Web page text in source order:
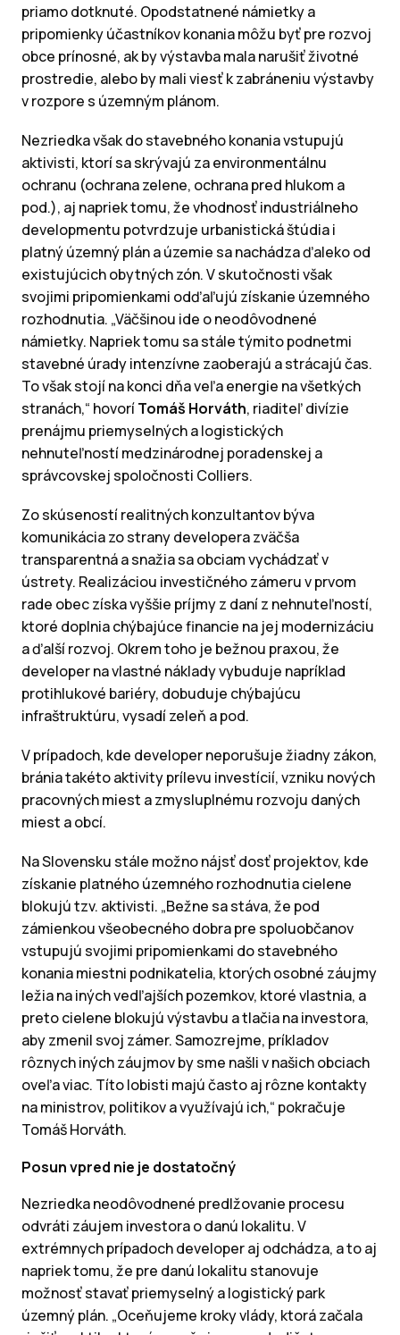
priamo dotknuté. Opodstatnené námietky a
pripomienky účastníkov konania môžu byť pre rozvoj
obce prínosné, ak by výstavba mala narušiť životné
prostredie, alebo by mali viesť k zabráneniu výstavby
v rozpore s územným plánom.
Nezriedka však do stavebného konania vstupujú
aktivisti, ktorí sa skrývajú za environmentálnu
ochranu (ochrana zelene, ochrana pred hlukom a
pod.), aj napriek tomu, že vhodnosť industriálneho
developmentu potvrdzuje urbanistická štúdia i
platný územný plán a územie sa nachádza ďaleko od
existujúcich obytných zón. V skutočnosti však
svojimi pripomienkami odďaľujú získanie územného
rozhodnutia. „Väčšinou ide o neodôvodnené
námietky. Napriek tomu sa stále týmito podnetmi
stavebné úrady intenzívne zaoberajú a strácajú čas.
To však stojí na konci dňa veľa energie na všetkých
stranách,“ hovoríTomáš Horváth, riaditeľ divízie
prenájmu priemyselných a logistických
nehnuteľností medzinárodnej poradenskej a
správcovskej spoločnosti Colliers.
Zo skúseností realitných konzultantov býva
komunikácia zo strany developera zväčša
transparentná a snažia sa obciam vychádzať v
ústrety. Realizáciou investičného zámeru v prvom
rade obec získa vyššie príjmy z daní z nehnuteľností,
ktoré doplnia chýbajúce financie na jej modernizáciu
a ďalší rozvoj. Okrem toho je bežnou praxou, že
developer na vlastné náklady vybuduje napríklad
protihlukové bariéry, dobuduje chýbajúcu
infraštruktúru, vysadí zeleň a pod.
V prípadoch, kde developer neporušuje žiadny zákon,
bránia takéto aktivity prílevu investícií, vzniku nových
pracovných miest a zmysluplnému rozvoju daných
miest a obcí.
Na Slovensku stále možno nájsť dosť projektov, kde
získanie platného územného rozhodnutia cielene
blokujú tzv. aktivisti. „Bežne sa stáva, že pod
zámienkou všeobecného dobra pre spoluobčanov
vstupujú svojimi pripomienkami do stavebného
konania miestni podnikatelia, ktorých osobné záujmy
ležia na iných vedľajších pozemkov, ktoré vlastnia, a
preto cielene blokujú výstavbu a tlačia na investora,
aby zmenil svoj zámer. Samozrejme, príkladov
rôznych iných záujmov by sme našli v našich obciach
oveľa viac. Títo lobisti majú často aj rôzne kontakty
na ministrov, politikov a využívajú ich,“ pokračuje
Tomáš Horváth.
Posun vpred nie je dostatočný
Nezriedka neodôvodnené predlžovanie procesu
odvráti záujem investora o danú lokalitu. V
extrémnych prípadoch developer aj odchádza, a to aj
napriek tomu, že pre danú lokalitu stanovuje
možnosť stavať priemyselný a logistický park
územný plán. „Oceňujeme kroky vlády, ktorá začala